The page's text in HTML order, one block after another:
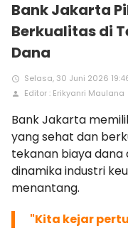
Bank Jakarta
Berkualitas di
Dana
access_time Selasa, 30 Juni 2026
person Editor : Erikyanri Maulana
Bank Jakarta
yang sehat dan
tekanan biaya
dinamika industri
menantang.
"Kita kejar